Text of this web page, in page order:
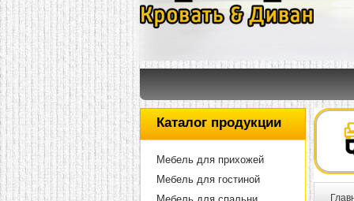
Каталог продукции
Мебель для прихожей
Мебель для гостиной